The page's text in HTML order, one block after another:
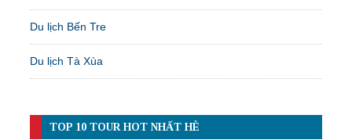
Du lịch Bến Tre
Du lịch Tà Xùa
TOP 10 TOUR HOT NHẤT HÈ